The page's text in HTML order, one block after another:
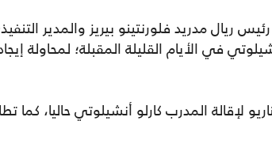
ريال مدريد فلورنتينو بيريز والمدير
في الأيام القليلة المقبلة؛ لمحاولة
لإقالة المدرب كارلو أنشيلوتي حاليا، كما